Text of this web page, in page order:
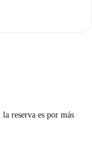
reserva es por más